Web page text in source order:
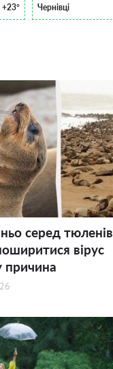
+23° Чернівці
серед тюленів
вірус
причина